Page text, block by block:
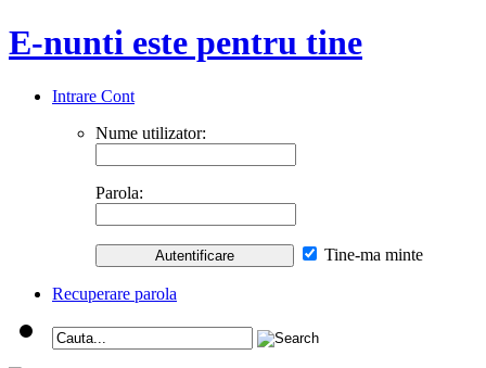
E-nunti este pentru tine
Intrare Cont
Nume utilizator:
Parola:
Tine-ma minte
Recuperare parola